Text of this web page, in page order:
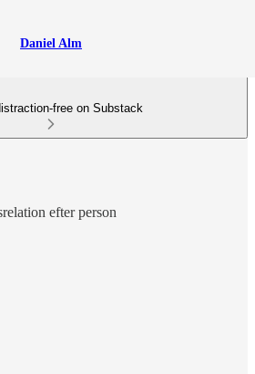
Daniel Alm
free on Substack
efter person